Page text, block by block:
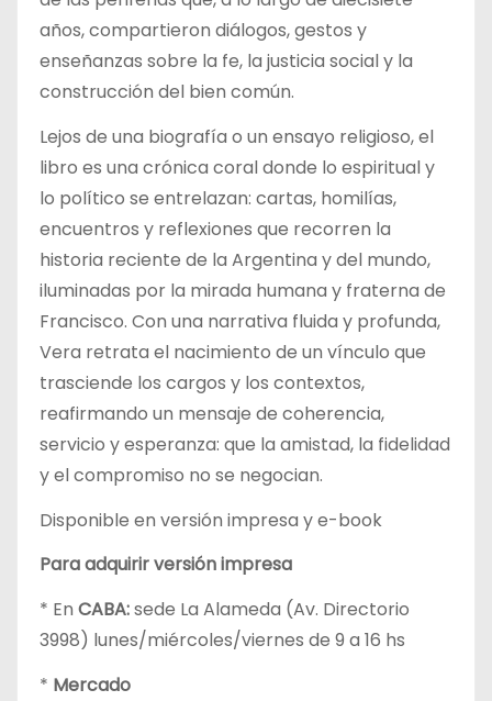
años, compartieron diálogos, gestos y
enseñanzas sobre la fe, la justicia social y la
construcción del bien común.
Lejos de una biografía o un ensayo religioso, el
libro es una crónica coral donde lo espiritual y
lo político se entrelazan: cartas, homilías,
encuentros y reflexiones que recorren la
historia reciente de la Argentina y del mundo,
iluminadas por la mirada humana y fraterna de
Francisco. Con una narrativa fluida y profunda,
Vera retrata el nacimiento de un vínculo que
trasciende los cargos y los contextos,
reafirmando un mensaje de coherencia,
servicio y esperanza: que la amistad, la fidelidad
y el compromiso no se negocian.
Disponible en versión impresa y e-book
Para adquirir versión impresa
* En CABA:sede La Alameda (Av. Directorio
3998) lunes/miércoles/viernes de 9 a 16 hs
* Mercado